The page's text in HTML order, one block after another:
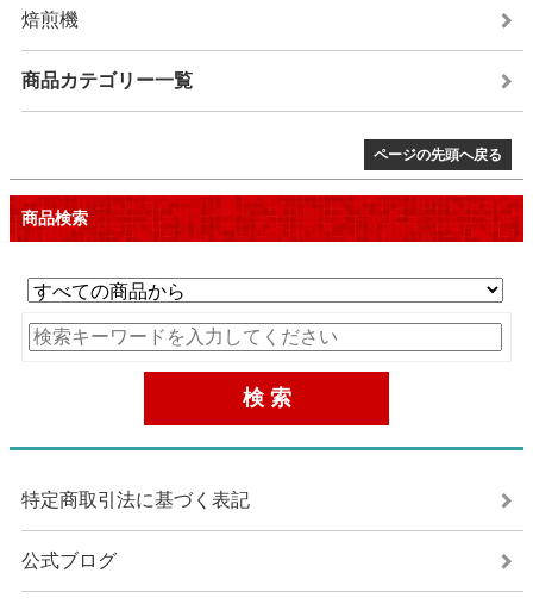
焙煎機
商品カテゴリー一覧
ページの先頭へ戻る
商品検索
特定商取引法に基づく表記
公式ブログ